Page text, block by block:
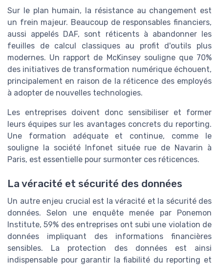
Sur le plan humain, la résistance au changement est
un frein majeur. Beaucoup de responsables financiers,
aussi appelés DAF, sont réticents à abandonner les
feuilles de calcul classiques au profit d'outils plus
modernes. Un rapport de McKinsey souligne que 70%
des initiatives de transformation numérique échouent,
principalement en raison de la réticence des employés
à adopter de nouvelles technologies.
Les entreprises doivent donc sensibiliser et former
leurs équipes sur les avantages concrets du reporting.
Une formation adéquate et continue, comme le
souligne la société Infonet située rue de Navarin à
Paris, est essentielle pour surmonter ces réticences.
La véracité et sécurité des données
Un autre enjeu crucial est la véracité et la sécurité des
données. Selon une enquête menée par Ponemon
Institute, 59% des entreprises ont subi une violation de
données impliquant des informations financières
sensibles. La protection des données est ainsi
indispensable pour garantir la fiabilité du reporting et